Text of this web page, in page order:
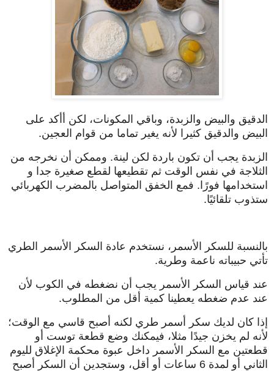
الدقيق والبيض والزبدة، وباقي المكونات، لكن أأكد على
البيض والدقيق كثيرا لأنه يغير تماما من قوام العجين.
الزبدة يجب أن تكون باردة لكن لينة. وممكن أن نخرجه من
الثلاجة في نفس الوقت ثم تقطيعها لقطع صغيرة جدا و
استخدامها فورًا. فمع الخفق المتواصل بالمضرب الكهربائي
ستذوب تلقائيًا.
بالنسبة للسكر الأسمر، نستخدم عادة السكر الأسمر الطري
تأتي حبيباته ناعمة وطرية.
عند قياس السكر الأسمر يجب أن نضغطه في الكوب لأن
عند عدم ضغطه يعطينا كمية أقل من المطلوب.
إذا كان لديك سكر أسمر طري لكنه أصبح قاسي مع الوقت؛
لأنه لم يخزن جيدًا مثلا، فيمكنك وضع قطعة توست أو
قطعتين مع السكر الأسمر داخل عبوة محكمة الإغلاق لليوم
الثاني أو لمدة 6 ساعات أو أقل، وستجدين أن السكر أصبح